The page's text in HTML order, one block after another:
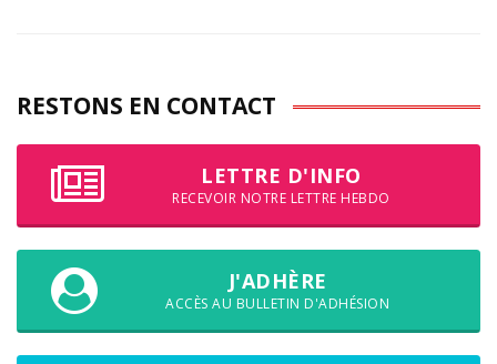
RESTONS EN CONTACT
LETTRE D'INFO
RECEVOIR NOTRE LETTRE HEBDO
J'ADHÈRE
ACCÈS AU BULLETIN D'ADHÉSION